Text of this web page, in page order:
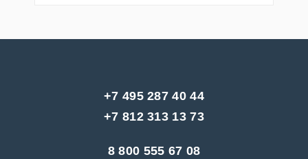
+7 495 287 40 44
+7 812 313 13 73
8 800 555 67 08